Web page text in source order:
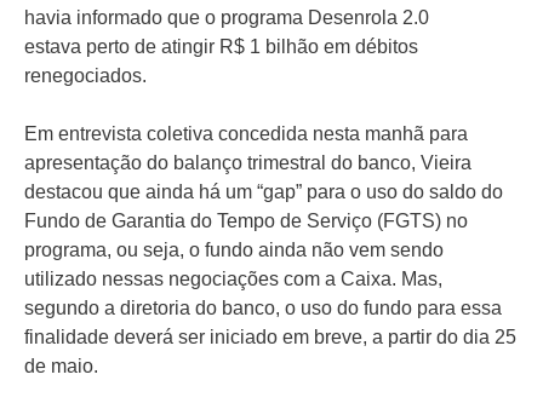
havia informado que o programa Desenrola 2.0
estava perto de atingir R$ 1 bilhão em débitos
renegociados.
Em entrevista coletiva concedida nesta manhã para
apresentação do balanço trimestral do banco, Vieira
destacou que ainda há um “gap” para o uso do saldo do
Fundo de Garantia do Tempo de Serviço (FGTS) no
programa, ou seja, o fundo ainda não vem sendo
utilizado nessas negociações com a Caixa. Mas,
segundo a diretoria do banco, o uso do fundo para essa
finalidade deverá ser iniciado em breve, a partir do dia 25
de maio.